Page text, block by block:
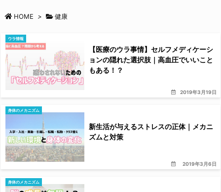
HOME > 健康
2019年3月19日
ウラ情報
【医療のウラ事情】セルフメディケーシ
ョンの隠れた選択肢｜高血圧でいいこと
もある！？
2019年3月6日
身体のメカニズム
新生活が与えるストレスの正体｜メカニ
ズムと対策
身体のメカニズム